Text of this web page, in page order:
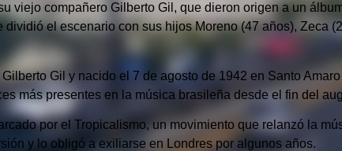
viejo compañero Gilberto Gil, que dieron origen a un
el escenario con sus hijos Moreno (47 años), Zeca
Gil y nacido el 7 de agosto de 1942 en Santo
más presentes en la música brasileña desde el fin del
por el Tropicalismo, un movimiento que relanzó la
y lo obligó a exiliarse en Londres por algunos años.